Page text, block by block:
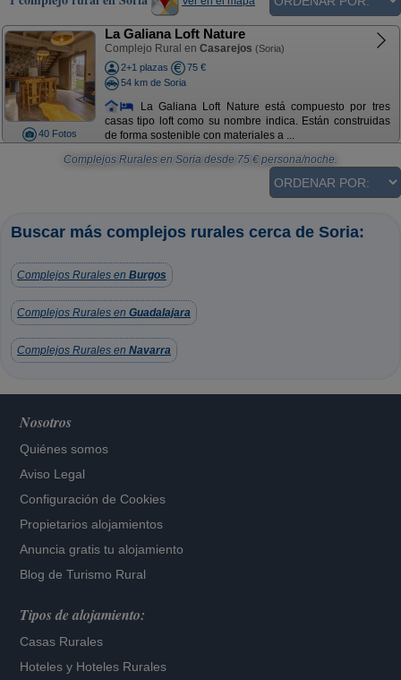
40 Fotos
La Galiana Loft Nature
Complejo Rural en Casarejos (Soria)
2+1 plazas
75 €
54 km de Soria
La Galiana Loft Nature está compuesto por tres
casas tipo loft como su nombre indica. Están construidas
de forma sostenible con materiales a ...
Complejos Rurales en Soria desde 75 € persona/noche.
Buscar más complejos rurales cerca de Soria:
Complejos Rurales en Burgos
Complejos Rurales en Guadalajara
Complejos Rurales en Navarra
Nosotros
Quiénes somos
Aviso Legal
Configuración de Cookies
Propietarios alojamientos
Anuncia gratis tu alojamiento
Blog de Turismo Rural
Tipos de alojamiento:
Casas Rurales
Hoteles y Hoteles Rurales